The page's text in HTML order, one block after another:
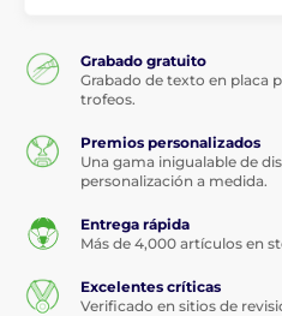
Grabado gratuito
Grabado de texto en placa
trofeos.
Premios personalizados
Una gama inigualable de
personalización a medida.
Entrega rápida
Más de 4,000 artículos en
Excelentes críticas
Verificado en sitios de